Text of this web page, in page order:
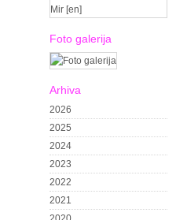
Foto galerija
Arhiva
2026
2025
2024
2023
2022
2021